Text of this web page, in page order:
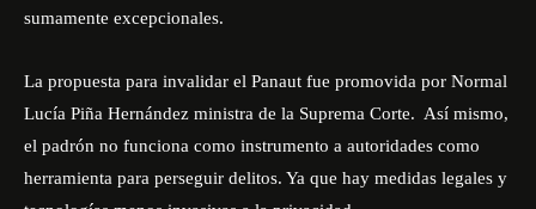
sumamente excepcionales.
La propuesta para invalidar el Panaut fue promovida por Normal
Lucía Piña Hernández ministra de la Suprema Corte. Así mismo,
el padrón no funciona como instrumento a autoridades como
herramienta para perseguir delitos. Ya que hay medidas legales y